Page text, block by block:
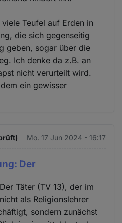
Teufel auf Erden in
die sich gegenseitig
geben, sogar über die
Ich denke da z.B. an
nicht verurteilt wird.
ein gewisser
Mo. 17 Jun 2024 - 16:17
Der
Täter (TV 13), der im
als Religionslehrer
sondern zunächst